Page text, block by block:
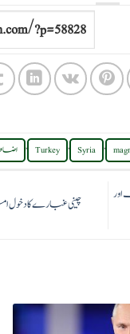
,
Syria
,
Turkey
,
چینی غبارے کا